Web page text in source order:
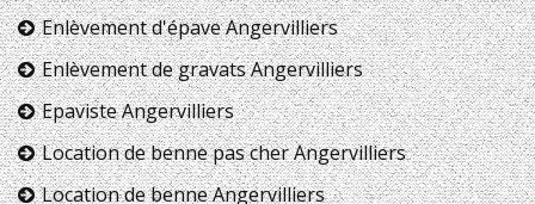
Enlèvement d'épave Angervilliers
Enlèvement de gravats Angervilliers
Epaviste Angervilliers
Location de benne pas cher Angervilliers
Location de benne Angervilliers